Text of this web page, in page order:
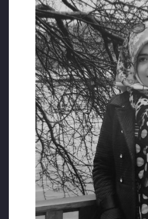
elinden alındı.
Tutukluluktaki Sağlık
kötü koşullarında
Ölümünden Sorumlu
İçişleri Bakanlığı
Adalet Bakanlığı
AKP iktidarı (Recep Tayyip
‘Tenkil’ sürecinde imza
kabine üyeleri)
Ordu Ceza İnfaz
yardımcıları